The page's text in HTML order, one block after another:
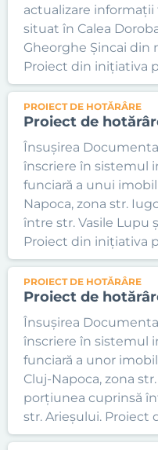
actualizare
situat în Calea
Gheorghe Șincai din
Proiect din inițiativa
PROIECT DE HOTĂRÂRE
Proiect de
Însușirea
înscriere în sistemul
funciară a unui
Napoca, zona str.
între str. Vasile Lupu
Proiect din inițiativa
PROIECT DE HOTĂRÂRE
Proiect de
Însușirea
înscriere în sistemul
funciară a unor
Cluj-Napoca, zona
porțiunea cuprinsă
str. Arieșului. Proiect